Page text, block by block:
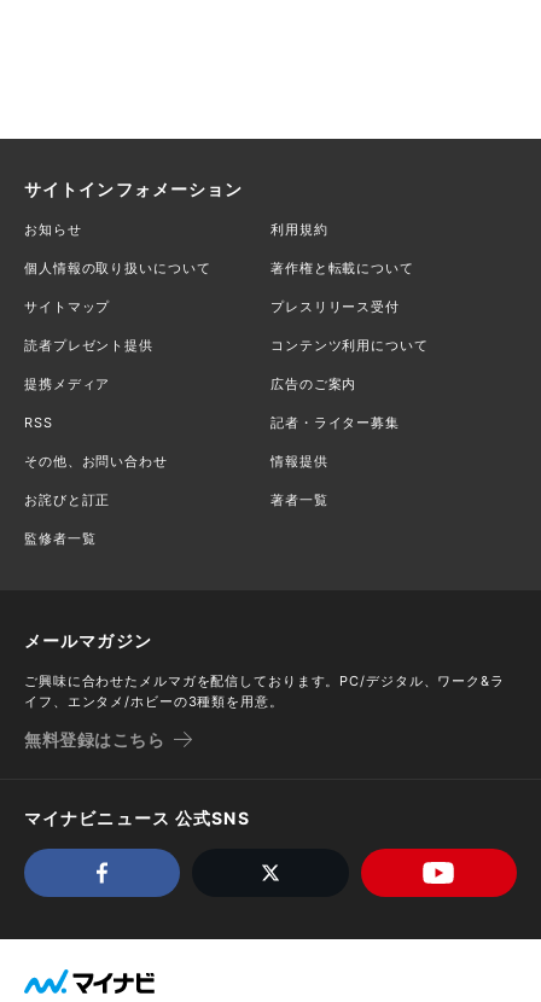
サイトインフォメーション
お知らせ 利用規約
個人情報の取り扱いについて 著作権と転載について
サイトマップ プレスリリース受付
読者プレゼント提供 コンテンツ利用について
提携メディア 広告のご案内
RSS 記者・ライター募集
その他、お問い合わせ 情報提供
お詫びと訂正 著者一覧
監修者一覧
メールマガジン
ご興味に合わせたメルマガを配信しております。PC/デジタル、ワーク&ラ
イフ、エンタメ/ホビーの3種類を用意。
無料登録はこちら
マイナビニュース 公式SNS